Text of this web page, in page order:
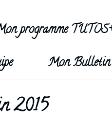
programme
Mon
2015